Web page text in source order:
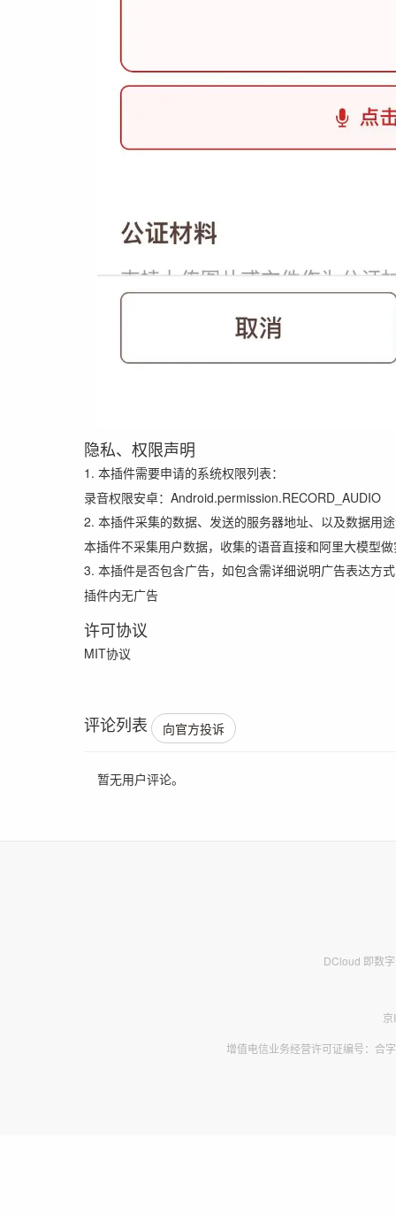
隐私、权限声明
1. 本插件需要申请的系统权限列表：
录音权限安卓：Android.permission.RECORD_AUDIO
2. 本插件采集的数据、发送的服务器地址、以及数据用
本插件不采集用户数据，收集的语音直接和阿里大模型
3. 本插件是否包含广告，如包含需详细说明广告表达方
插件内无广告
许可协议
MIT协议
评论列表 向官方投诉
暂无用户评论。
DCloud 即数
增值电信业务经营许可证编号：合